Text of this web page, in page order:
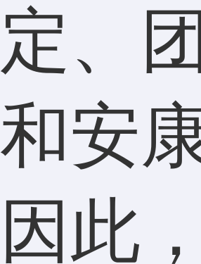
定、
和安康
因此